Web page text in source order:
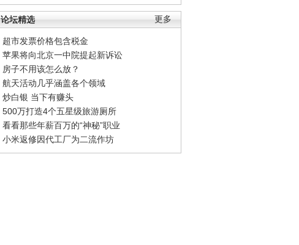
更多
论坛精选
超市发票价格包含税金
苹果将向北京一中院提起新诉讼
房子不用该怎么放？
航天活动几乎涵盖各个领域
炒白银 当下有赚头
500万打造4个五星级旅游厕所
看看那些年薪百万的“神秘”职业
小米返修因代工厂为二流作坊